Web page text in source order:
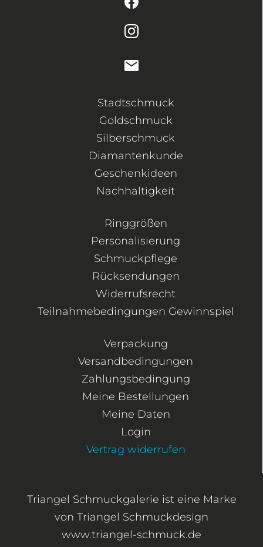
Stadtschmuck
Goldschmuck
Silberschmuck
Diamantenkunde
Geschenkideen
Nachhaltigkeit
Ringgrößen
Personalisierung
Schmuckpflege
Rücksendungen
Widerrufsrecht
Teilnahmebedingungen Gewinnspiel
Verpackung
Versandbedingungen
Zahlungsbedingung
Meine Bestellungen
Meine Daten
Login
Vertrag widerrufen
Triangel Schmuckgalerie ist eine Marke
von Triangel Schmuckdesign
www.triangel-schmuck.de